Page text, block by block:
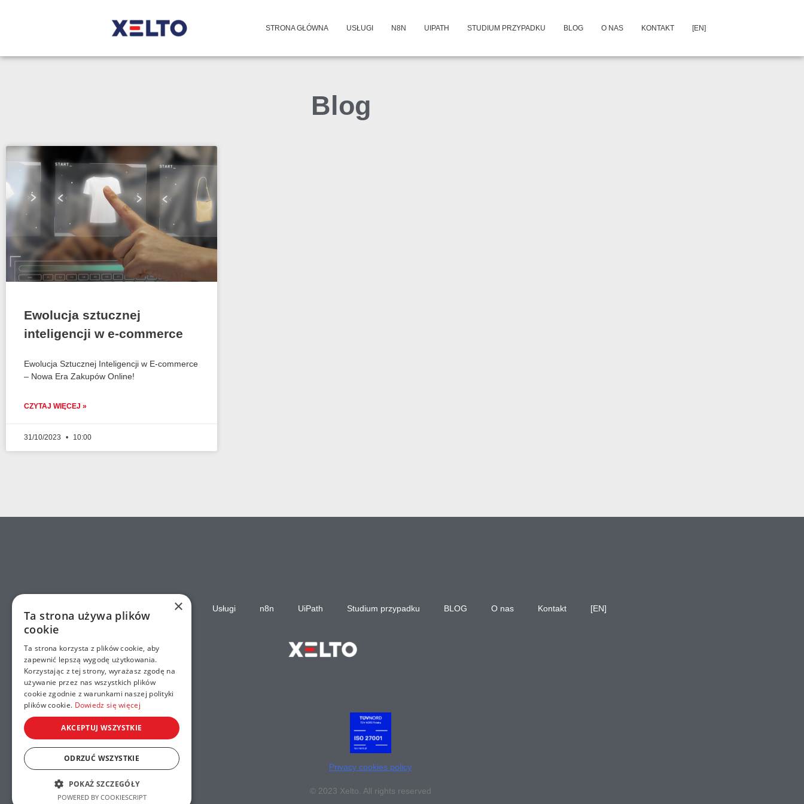
STRONA GŁÓWNA USŁUGI N8N UIPATH STUDIUM PRZYPADKU BLOG O NAS KONTAKT [EN]
Blog
Ewolucja sztucznej
inteligencji w e-commerce
Ewolucja Sztucznej Inteligencji w E-commerce
– Nowa Era Zakupów Online!
CZYTAJ WIĘCEJ »
31/10/2023 10:00
Strona główna Usługi n8n UiPath Studium przypadku BLOG O nas Kontakt [EN]
Privacy cookies policy
© 2023 Xelto. All rights reserved
×
Ta strona używa plików
cookie
Ta strona korzysta z plików cookie, aby
zapewnić lepszą wygodę użytkowania.
Korzystając z tej strony, wyrażasz zgodę na
używanie przez nas wszystkich plików
cookie zgodnie z warunkami naszej polityki
plików cookie. Dowiedz się więcej
AKCEPTUJ WSZYSTKIE
ODRZUĆ WSZYSTKIE
POKAŻ SZCZEGÓŁY
POWERED BY COOKIESCRIPT